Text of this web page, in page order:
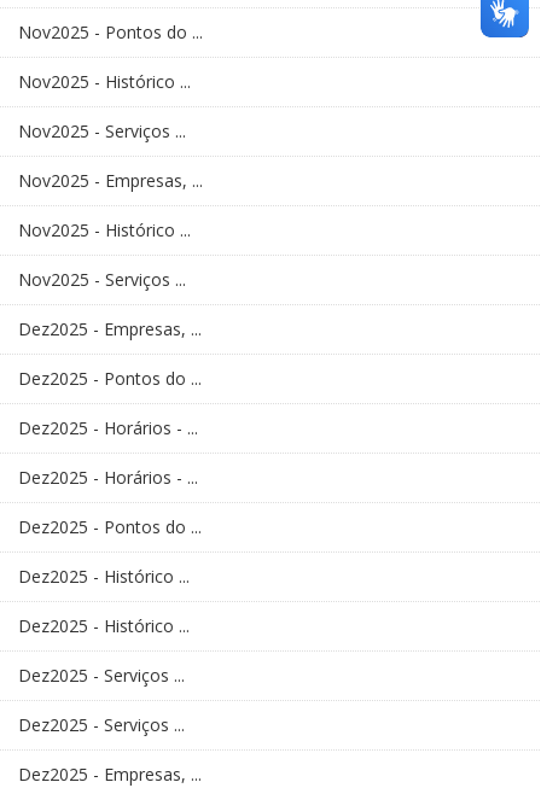
Nov2025 - Pontos do ...
Nov2025 - Histórico ...
Nov2025 - Serviços ...
Nov2025 - Empresas, ...
Nov2025 - Histórico ...
Nov2025 - Serviços ...
Dez2025 - Empresas, ...
Dez2025 - Pontos do ...
Dez2025 - Horários - ...
Dez2025 - Horários - ...
Dez2025 - Pontos do ...
Dez2025 - Histórico ...
Dez2025 - Histórico ...
Dez2025 - Serviços ...
Dez2025 - Serviços ...
Dez2025 - Empresas, ...